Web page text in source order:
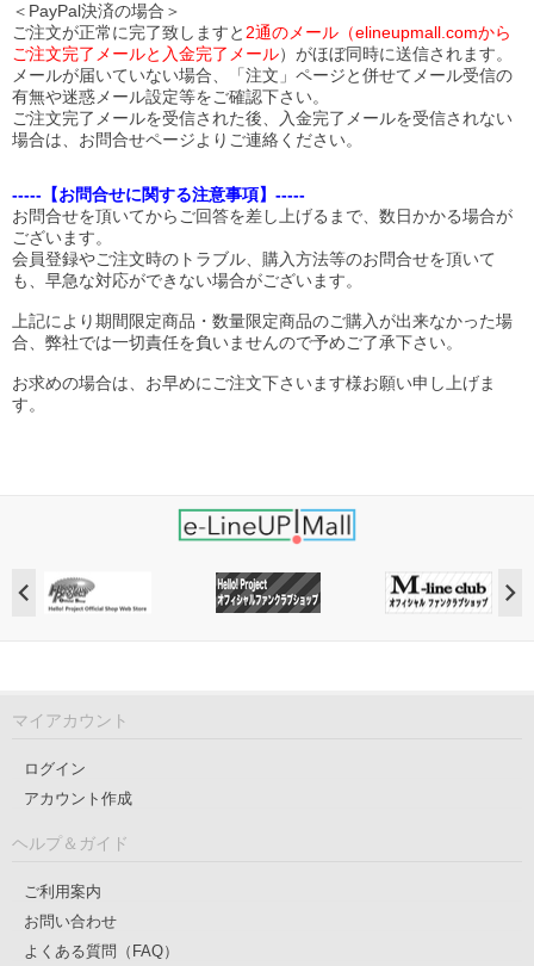
＜PayPal決済の場合＞
ご注文が正常に完了致しますと 2通のメール（elineupmall.comから
ご注文完了メールと入金完了メール）がほぼ同時に送信されます。
メールが届いていない場合、「注文」ページと併せてメール受信の
有無や迷惑メール設定等をご確認下さい。
ご注文完了メールを受信された後、入金完了メールを受信されない
場合は、お問合せページよりご連絡ください。
-----【お問合せに関する注意事項】-----
お問合せを頂いてからご回答を差し上げるまで、数日かかる場合が
ございます。
会員登録やご注文時のトラブル、購入方法等のお問合せを頂いて
も、早急な対応ができない場合がございます。
上記により期間限定商品・数量限定商品のご購入が出来なかった場
合、弊社では一切責任を負いませんので予めご了承下さい。
お求めの場合は、お早めにご注文下さいます様お願い申し上げま
す。
マイアカウント
ログイン
アカウント作成
ヘルプ＆ガイド
ご利用案内
お問い合わせ
よくある質問（FAQ）